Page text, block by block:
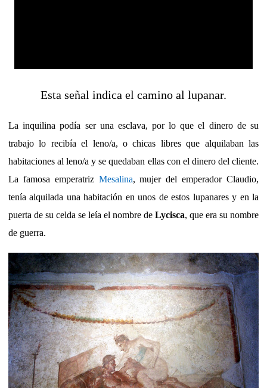
Esta señal indica el camino al lupanar.
La inquilina podía ser una esclava, por lo que el dinero de su
trabajo lo recibía el leno/a, o chicas libres que alquilaban las
habitaciones al leno/a y se quedaban ellas con el dinero del cliente.
La famosa emperatriz Mesalina, mujer del emperador Claudio,
tenía alquilada una habitación en unos de estos lupanares y en la
puerta de su celda se leía el nombre de Lycisca, que era su nombre
de guerra.